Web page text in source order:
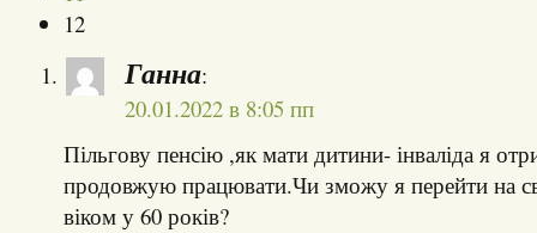
12
Ганна:
20.01.2022 в 8:05 пп
Пільгову пенсію ,як мати дитини- інваліда я
продовжую працювати.Чи зможу я перейти на
віком у 60 років?